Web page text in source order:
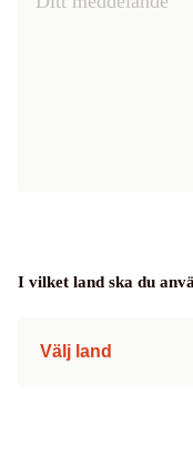
I vilket land ska du
Välj land